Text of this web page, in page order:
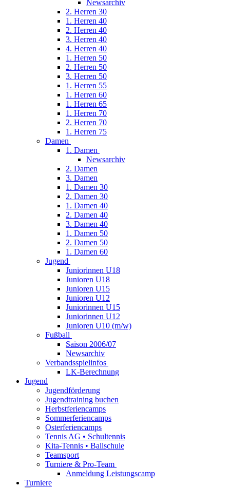
Newsarchiv
2. Herren 30
1. Herren 40
2. Herren 40
3. Herren 40
4. Herren 40
1. Herren 50
2. Herren 50
3. Herren 50
1. Herren 55
1. Herren 60
1. Herren 65
1. Herren 70
2. Herren 70
1. Herren 75
Damen
1. Damen
Newsarchiv
2. Damen
3. Damen
1. Damen 30
2. Damen 30
1. Damen 40
2. Damen 40
3. Damen 40
1. Damen 50
2. Damen 50
1. Damen 60
Jugend
Juniorinnen U18
Junioren U18
Junioren U15
Junioren U12
Juniorinnen U15
Juniorinnen U12
Junioren U10 (m/w)
Fußball
Saison 2006/07
Newsarchiv
Verbandsspielinfos
LK-Berechnung
Jugend
Jugendförderung
Jugendtraining buchen
Herbstferiencamps
Sommerferiencamps
Osterferiencamps
Tennis AG • Schultennis
Kita-Tennis • Ballschule
Teamsport
Turniere & Pro-Team
Anmeldung Leistungscamp
Turniere